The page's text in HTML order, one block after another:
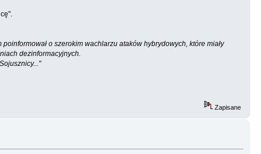
o szerokim wachlarzu ataków hybrydowych, które miały
dezinformacyjnych.
Zapisane